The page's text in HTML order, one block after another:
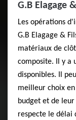
G.B Elagage
Les opérations
G.B Elagage &
matériaux de
composite. Il y a
disponibles. Il
meilleur choix
budget et de
respecte le délai